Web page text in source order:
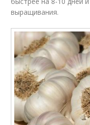
выращивания.